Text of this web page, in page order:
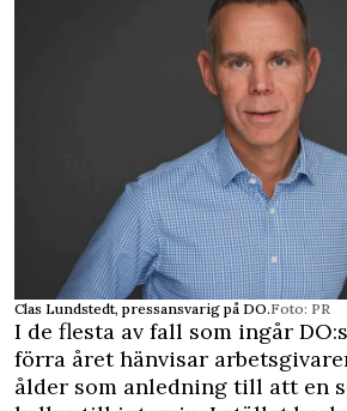
Clas Lundstedt, pressansvarig på DO.Foto: PR
I de flesta av fall som ingår
förra året hänvisar
ålder som anledning till att en